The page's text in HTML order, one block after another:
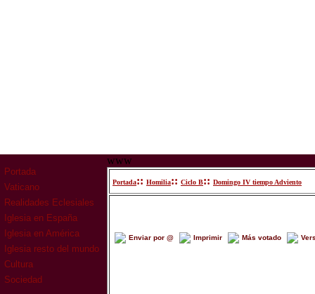
Portada
Vaticano
Realidades Eclesiales
Iglesia en España
Iglesia en América
Iglesia resto del mundo
Cultura
Sociedad
www
Portada:: Homilia:: Ciclo B:: Domingo IV tiempo Adviento
Enviar por @ Imprimir Más votado